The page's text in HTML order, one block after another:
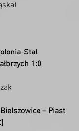
Stal
1:0
– Piast